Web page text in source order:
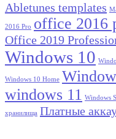
Abletunes templates
2016 Pro office 2016
Office 2019
Windows 10
Windows 10 Home
windows 11 Windows
хранилища Платные